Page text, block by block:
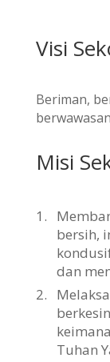
Visi
Beriman,
Misi
1.
bersih,
dan
2.
Tuhan